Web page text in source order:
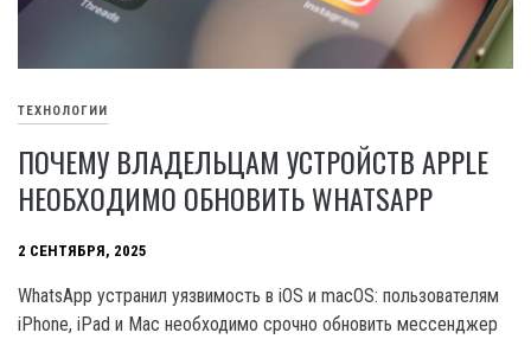
ТЕХНОЛОГИИ
ПОЧЕМУ ВЛАДЕЛЬЦАМ УСТРОЙСТВ APPLE
НЕОБХОДИМО ОБНОВИТЬ WHATSAPP
2 СЕНТЯБРЯ, 2025
WhatsApp устранил уязвимость в iOS и macOS: пользователям
iPhone, iPad и Mac необходимо срочно обновить мессенджер